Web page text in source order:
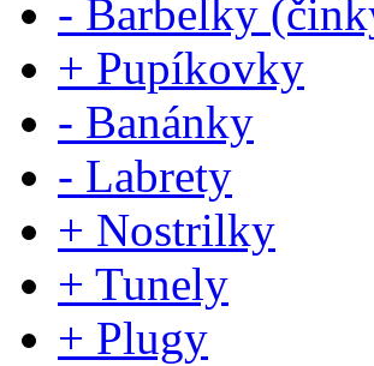
- Barbelky
+ Pupíkovky
- Banánky
- Labrety
+ Nostrilky
+ Tunely
+ Plugy